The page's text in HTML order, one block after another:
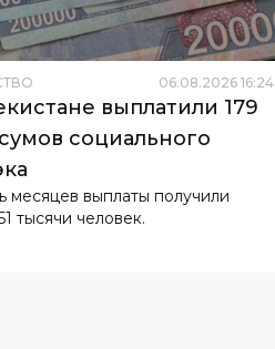
06.08.2026 16:24
выплатили 179
социального
месяцев выплаты получили
тысячи человек.